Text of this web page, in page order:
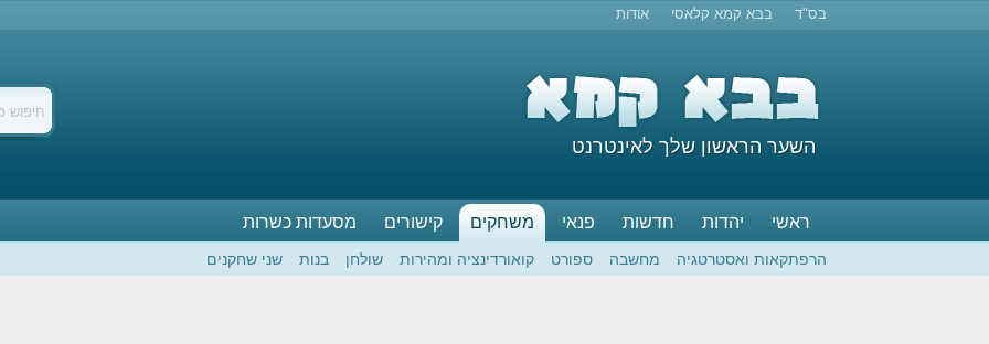
בס"ד בבא קמא קלאסי אודות
השער הראשון שלך לאינטרנט
ראשי יהדות חדשות פנאי משחקים קישורים מסעדות כשרות
הרפתקאות ואסטרטגיה מחשבה ספורט קואורדינציה ומהירות שולחן בנות שני שחקנים